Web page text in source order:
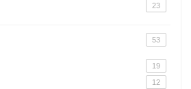
23
53
19
12